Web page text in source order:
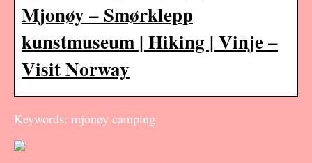
Mjonøy – Smørklepp
kunstmuseum | Hiking | Vinje –
Visit Norway
Keywords: mjonøy camping